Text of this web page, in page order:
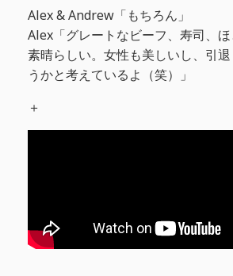
Alex & Andrew「もちろん」
Alex「グレートなビーフ、寿司、
素晴らしい。女性も美しいし、引
うかと考えているよ（笑）」
＋